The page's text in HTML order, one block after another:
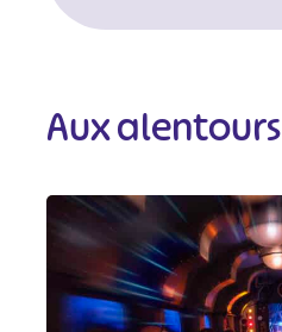
Aux alentours